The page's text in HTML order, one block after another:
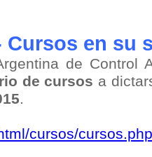
Cursos en su
de
de cursos a
.
cursos/cursos.php